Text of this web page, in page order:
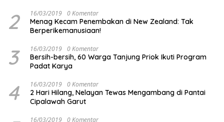
2 16/03/2019 0 Komentar
Menag Kecam Penembakan di New Zealand: Tak
Berperikemanusiaan!
3 16/03/2019 0 Komentar
Bersih-bersih, 60 Warga Tanjung Priok Ikuti Program
Padat Karya
4 16/03/2019 0 Komentar
2 Hari Hilang, Nelayan Tewas Mengambang di Pantai
Cipalawah Garut
16/03/2019 0 Komentar